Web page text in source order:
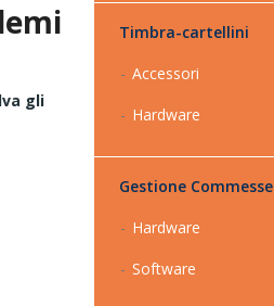
gli
Timbra-cartellini
Accessori
Hardware
Gestione Commesse
Hardware
Software